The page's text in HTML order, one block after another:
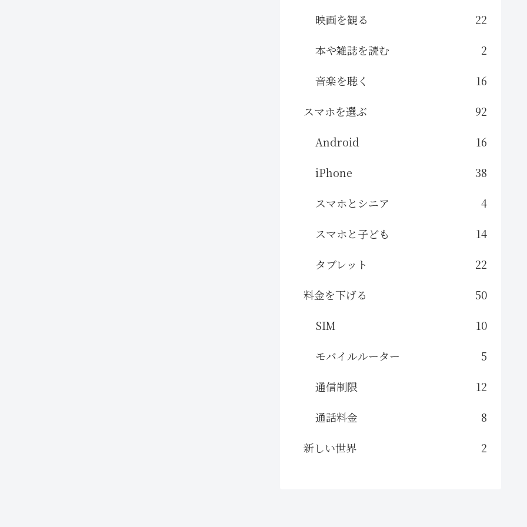
映画を観る
22
本や雑誌を読む
2
音楽を聴く
16
スマホを選ぶ
92
Android
16
iPhone
38
スマホとシニア
4
スマホと子ども
14
タブレット
22
料金を下げる
50
SIM
10
モバイルルーター
5
通信制限
12
通話料金
8
新しい世界
2